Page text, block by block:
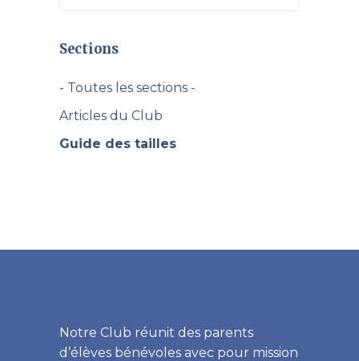
Sections
- Toutes les sections -
Articles du Club
Guide des tailles
Notre Club réunit des parents
d’élèves bénévoles avec pour mission